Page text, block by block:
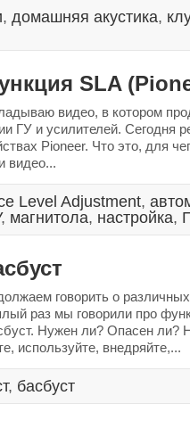
, домашняя акустика,
SLA
видео, в котором
ГУ и усилителей. Сегодня
Pioneer. Что это, для
видео...
Level Adjustment,
, магнитола, настройка,
говорить о
раз мы говорили про
Нужен ли? Опасен ли?
используйте, внедряйте,...
, басбуст